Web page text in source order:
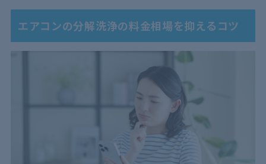
エアコンの分解洗浄の料金相場を抑えるコツ